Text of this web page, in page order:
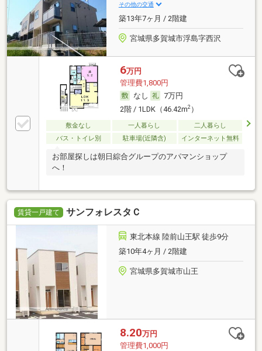
その他の交通
築13年7ヶ月 / 2階建
宮城県多賀城市浮島字西沢
6万円
管理費1,800円
なし
7万円
2階 / 1LDK（46.42m2）
敷金なし 一人暮らし
二人暮らし
バス・トイレ別
駐車場(近隣含) インターネット無料
お部屋探しは朝日綜合グループのアパマンショップ
へ！
賃貸一戸建て サンフォレスタＣ
東北本線 陸前山王駅 徒歩9分
築10年4ヶ月 / 2階建
宮城県多賀城市山王
8.20万円
管理費1,000円